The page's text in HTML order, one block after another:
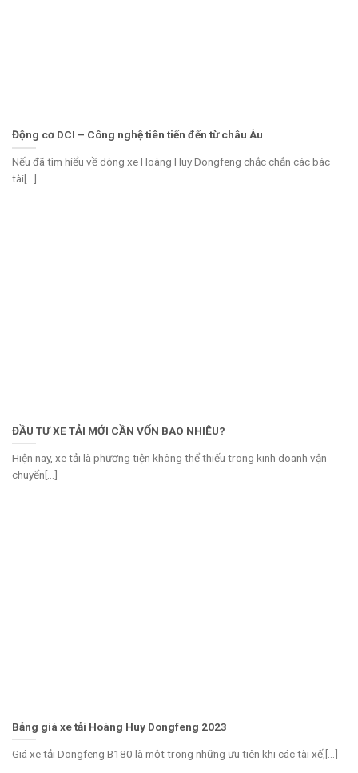
Động cơ DCI – Công nghệ tiên tiến đến từ châu Âu
Nếu đã tìm hiểu về dòng xe Hoàng Huy Dongfeng chắc chắn các bác
tài[...]
ĐẦU TƯ XE TẢI MỚI CẦN VỐN BAO NHIÊU?
Hiện nay, xe tải là phương tiện không thể thiếu trong kinh doanh vận
chuyển[...]
Bảng giá xe tải Hoàng Huy Dongfeng 2023
Giá xe tải Dongfeng B180 là một trong những ưu tiên khi các tài xế,[...]